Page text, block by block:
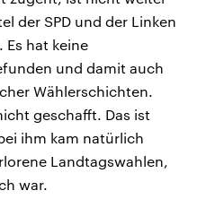
der SPD und der Linken
Es hat keine
und damit auch
Wählerschichten.
geschafft. Das ist
ihm kam natürlich
Landtagswahlen,
war.